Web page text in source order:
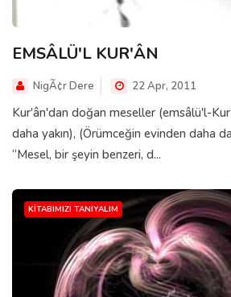
EMSÂLÜ'L KUR'ÂN
NigÃ¢r Dere 22 Apr, 2011
Kur'ân'dan doğan meseller (emsâlü'l-
daha yakın), (Örümceğin evinden daha
“Mesel, bir şeyin benzeri, d...
KITABIMIZI TANIYALIM